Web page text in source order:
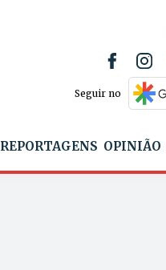
Seguir no
REPORTAGENS OPINIÃO